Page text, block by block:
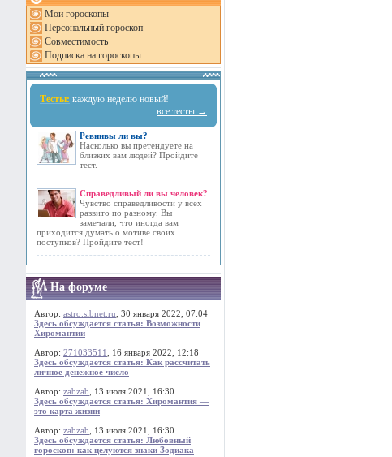
Мои гороскопы
Персональный гороскоп
Совместимость
Подписка на гороскопы
Тесты: каждую неделю новый!
все тесты →
Ревнивы ли вы?
Насколько вы претендуете на
близких вам людей? Пройдите
тест.
Справедливый ли вы человек?
Чувство справедливости у всех
развито по разному. Вы
замечали, что иногда вам
приходится думать о мотиве своих
поступков? Пройдите тест!
На форуме
Автор: astro.sibnet.ru , 30 января 2022, 07:04
Здесь обсуждается статья: Возможности
Хиромантии
Автор: 271033511
, 16 января 2022, 12:18
Здесь обсуждается статья: Как рассчитать
личное денежное число
Автор: zabzab , 13 июля 2021, 16:30
Здесь обсуждается статья: Хиромантия —
это карта жизни
Автор: zabzab , 13 июля 2021, 16:30
Здесь обсуждается статья: Любовный
гороскоп: как целуются знаки Зодиака